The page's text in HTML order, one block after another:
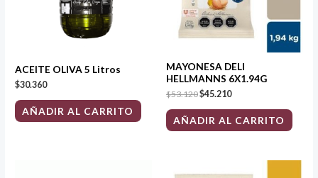
ACEITE OLIVA 5 Litros
$30.360
AÑADIR AL CARRITO
MAYONESA DELI
HELLMANNS 6X1.94G
$53.120$45.210
AÑADIR AL CARRITO